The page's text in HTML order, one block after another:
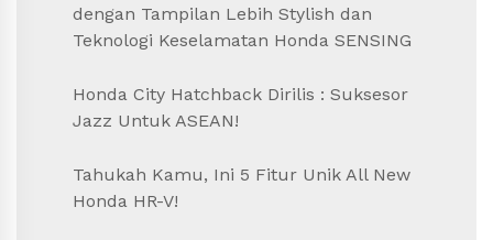
dengan Tampilan Lebih Stylish dan
Teknologi Keselamatan Honda SENSING
Honda City Hatchback Dirilis : Suksesor
Jazz Untuk ASEAN!
Tahukah Kamu, Ini 5 Fitur Unik All New
Honda HR-V!